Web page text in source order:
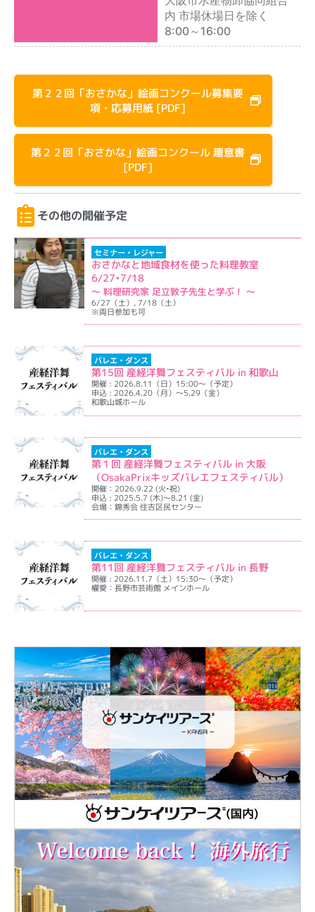
内 市場休場日を除く
8:00～16:00
第２２回「おさかな」絵画コンクール募集要
項・応募用紙 [PDF]
第２２回「おさかな」絵画コンクール 趣意書
[PDF]
その他の開催予定
セミナー・レジャー
おさかなと地域食材を使った料理教室
6/27•7/18
〜 料理研究家 足立敦子先生と学ぶ！ 〜
6/27（土）, 7/18（土）
※両日参加も可
バレエ・ダンス
第15回 産経洋舞フェスティバル in 和歌山
開催 : 2026.8.11（日）15:00～（予定）
申込 : 2026.4.20（月）～5.29（金）
和歌山城ホール
バレエ・ダンス
第１回 産経洋舞フェスティバル in 大阪
（OsakaPrixキッズバレエフェスティバル）
開催：2026.9.22 (火•祝)
申込 : 2025.5.7 (木)～8.21 (金)
会場：錦秀会 住吉区民センター
バレエ・ダンス
第11回 産経洋舞フェスティバル in 長野
開催 : 2026.11.7（土）15:30～（予定）
櫂愛：長野市芸術館 メインホール